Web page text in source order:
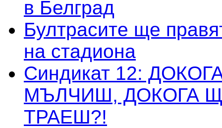
в Белград
Бултрасите ще
на стадиона
Синдикат 12:
МЪЛЧИШ, ДОКОГА
ТРАЕШ?!